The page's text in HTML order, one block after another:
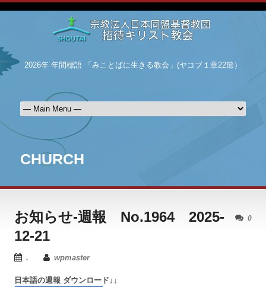
2026年 年間標語 「みことばに生きる教会」(ヤコブ１章22節）
CHURCH
0
お知らせ-週報 No.1964 2025-
12-21
. wpmaster
日本語の週報 ダウンロード↓↓